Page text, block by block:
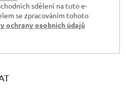
sdělení na tuto e-
se zpracováním tohoto
ochrany osobních údajů